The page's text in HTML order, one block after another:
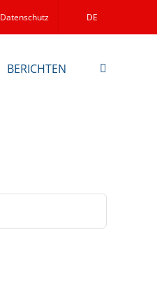
Datenschutz DE
BERICHTEN